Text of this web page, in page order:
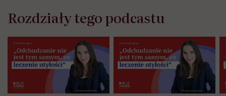
Rozdziały tego podcastu